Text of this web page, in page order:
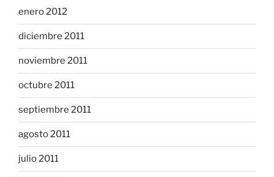
enero 2012
diciembre 2011
noviembre 2011
octubre 2011
septiembre 2011
agosto 2011
julio 2011